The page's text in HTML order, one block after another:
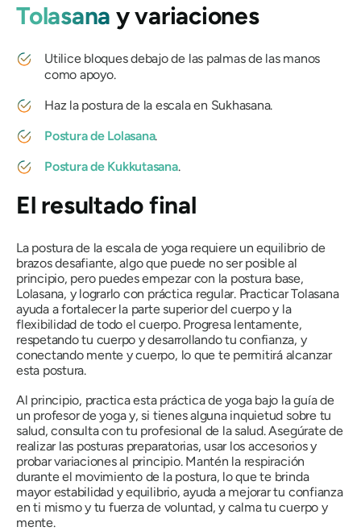
Tolasana y variaciones
Utilice bloques debajo de las palmas de las manos
como apoyo.
Haz la postura de la escala en Sukhasana.
Postura de Lolasana.
Postura de Kukkutasana.
El resultado final
La postura de la escala de yoga requiere un equilibrio de
brazos desafiante, algo que puede no ser posible al
principio, pero puedes empezar con la postura base,
Lolasana, y lograrlo con práctica regular. Practicar Tolasana
ayuda a fortalecer la parte superior del cuerpo y la
flexibilidad de todo el cuerpo. Progresa lentamente,
respetando tu cuerpo y desarrollando tu confianza, y
conectando mente y cuerpo, lo que te permitirá alcanzar
esta postura.
Al principio, practica esta práctica de yoga bajo la guía de
un profesor de yoga y, si tienes alguna inquietud sobre tu
salud, consulta con tu profesional de la salud. Asegúrate de
realizar las posturas preparatorias, usar los accesorios y
probar variaciones al principio. Mantén la respiración
durante el movimiento de la postura, lo que te brinda
mayor estabilidad y equilibrio, ayuda a mejorar tu confianza
en ti mismo y tu fuerza de voluntad, y calma tu cuerpo y
mente.